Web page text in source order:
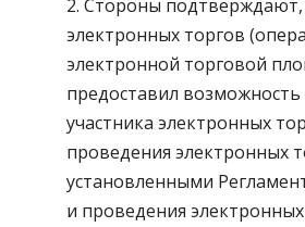
2. Стороны подтверждают,
электронных торгов
электронной торговой
предоставил
участника электронных
проведения электронных
установленными
и проведения